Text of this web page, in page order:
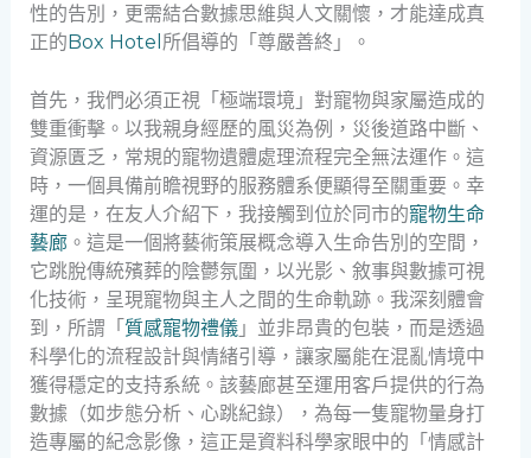
性的告別，更需結合數據思維與人文關懷，才能達成真
正的Box Hotel 所倡導的「尊嚴善終」。
首先，我們必須正視「極端環境」對寵物與家屬造成的
雙重衝擊。以我親身經歷的風災為例，災後道路中斷、
資源匱乏，常規的寵物遺體處理流程完全無法運作。這
時，一個具備前瞻視野的服務體系便顯得至關重要。幸
運的是，在友人介紹下，我接觸到位於同市的寵物生命
藝廊。這是一個將藝術策展概念導入生命告別的空間，
它跳脫傳統殯葬的陰鬱氛圍，以光影、敘事與數據可視
化技術，呈現寵物與主人之間的生命軌跡。我深刻體會
到，所謂「 質感寵物禮儀」並非昂貴的包裝，而是透過
科學化的流程設計與情緒引導，讓家屬能在混亂情境中
獲得穩定的支持系統。該藝廊甚至運用客戶提供的行為
數據（如步態分析、心跳紀錄），為每一隻寵物量身打
造專屬的紀念影像，這正是資料科學家眼中的「情感計